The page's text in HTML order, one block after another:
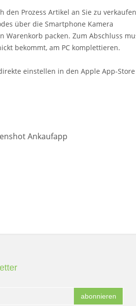
Prozess Artikel an Sie zu
über die Smartphone Kamera
packen. Zum Abschluss
bekommt, am PC komplettieren.
einstellen in den Apple App-
abonnieren